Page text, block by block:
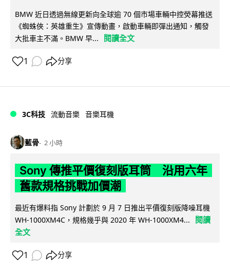
BMW 近日透過無線更新向全球逾 70 個市場車輛中控熒幕推送
《蜘蛛俠：英雄重生》宣傳動畫，啟動車輛即彈出通知，觸發
大批車主不滿。BMW 早...
閱讀全文
1 分享
3C科技 流動音樂 音樂耳機
藍骨 2 小時
Sony 傳推平價復刻版耳筒 沿用六年
舊款規格挑戰加價潮
最近有爆料指 Sony 計劃於 9 月 7 日推出平價復刻版降噪耳機
WH-1000XM4C，規格幾乎與 2020 年 WH-1000XM4...
閱讀
全文
1 分享